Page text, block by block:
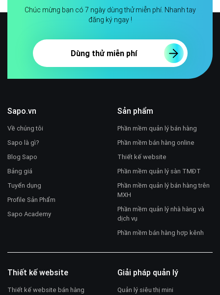
Chúc mừng bạn có 7 ngày dùng thử miễn phí. Nhanh tay
đăng ký ngay !
Dùng thử miễn phí
Sapo.vn
Về chúng tôi
Sapo là gì?
Blog Sapo
Bảng giá
Tuyển dụng
Profile Sản Phẩm
Sapo Academy
Sản phẩm
Phần mềm quản lý bán hàng
Phần mềm bán hàng online
Thiết kế website
Phần mềm quản lý sàn TMĐT
Phần mềm quản lý bán hàng trên
MXH
Phần mềm quản lý nhà hàng và
dịch vụ
Phần mềm bán hàng hợp kênh
Thiết kế website
Thiết kế website bán hàng
Giải pháp quản lý
Quản lý siêu thị mini